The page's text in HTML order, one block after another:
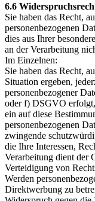
6.6
Sie haben das Recht,
personenbezogenen
dies aus Ihrer
an der Verarbeitung
Im Einzelnen:
Sie haben das Recht,
Situation ergeben,
personenbezogener
oder f) DSGVO
ein auf diese
personenbezogenen
zwingende
die Ihre Interessen,
Verarbeitung dient der
Verteidigung von
Werden
Direktwerbung zu